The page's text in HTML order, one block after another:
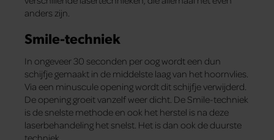
anders zijn.
Smile-techniek
In ongeveer 30 seconden per oog wordt een dun
schijfje gemaakt in de middelste laag van het hoornvlies.
Via een minuscule opening wordt dit schijfje verwijderd.
De opening groeit vanzelf weer dicht. De Smile-techniek
is de snelste methode en ook het herstel is na deze
laserbehandeling het snelst. Het is dan ook de duurste